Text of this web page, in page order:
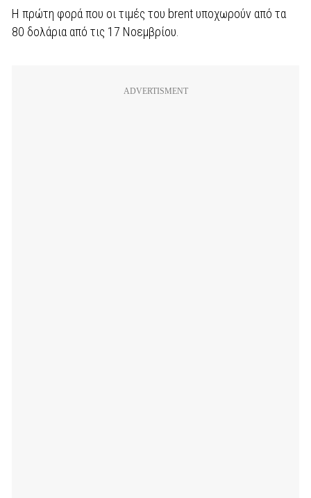
Η πρώτη φορά που οι τιμές του brent υποχωρούν από τα
80 δολάρια από τις 17 Νοεμβρίου.